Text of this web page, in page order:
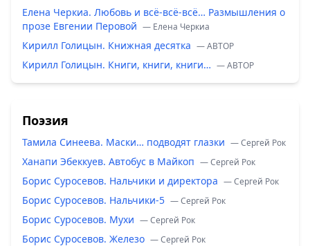
Елена Черкиа. Любовь и всё-всё-всё… Размышления о
прозе Евгении Перовой — Елена Черкиа
Кирилл Голицын. Книжная десятка — ABTOP
Кирилл Голицын. Книги, книги, книги… — ABTOP
Поэзия
Тамила Синеева. Маски… подводят глазки — Сергей Рок
Ханапи Эбеккуев. Автобус в Майкоп — Сергей Рок
Борис Суросевов. Нальчики и директора — Сергей Рок
Борис Суросевов. Нальчики-5 — Сергей Рок
Борис Суросевов. Мухи — Сергей Рок
Борис Суросевов. Железо — Сергей Рок